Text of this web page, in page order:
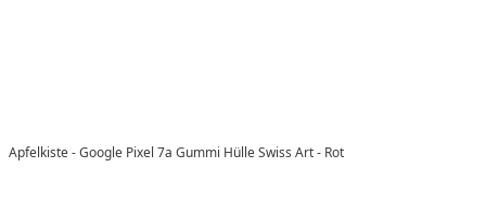
Apfelkiste - Google Pixel 7a Gummi Hülle Swiss Art - Rot